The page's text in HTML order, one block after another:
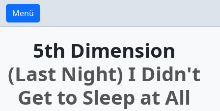
Menü
5th Dimension
(Last Night) I Didn't
Get to Sleep at All